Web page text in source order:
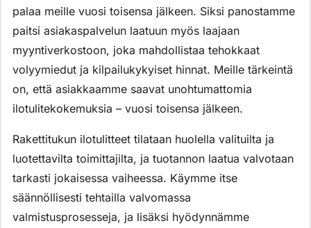
palaa meille vuosi toisensa jälkeen. Siksi panostamme
paitsi asiakaspalvelun laatuun myös laajaan
myyntiverkostoon, joka mahdollistaa tehokkaat
volyymiedut ja kilpailukykyiset hinnat. Meille tärkeintä
on, että asiakkaamme saavat unohtumattomia
ilotulitekokemuksia – vuosi toisensa jälkeen.
Rakettitukun ilotulitteet tilataan huolella valituilta ja
luotettavilta toimittajilta, ja tuotannon laatua valvotaan
tarkasti jokaisessa vaiheessa. Käymme itse
säännöllisesti tehtailla valvomassa
valmistusprosesseja, ja lisäksi hyödynnämme